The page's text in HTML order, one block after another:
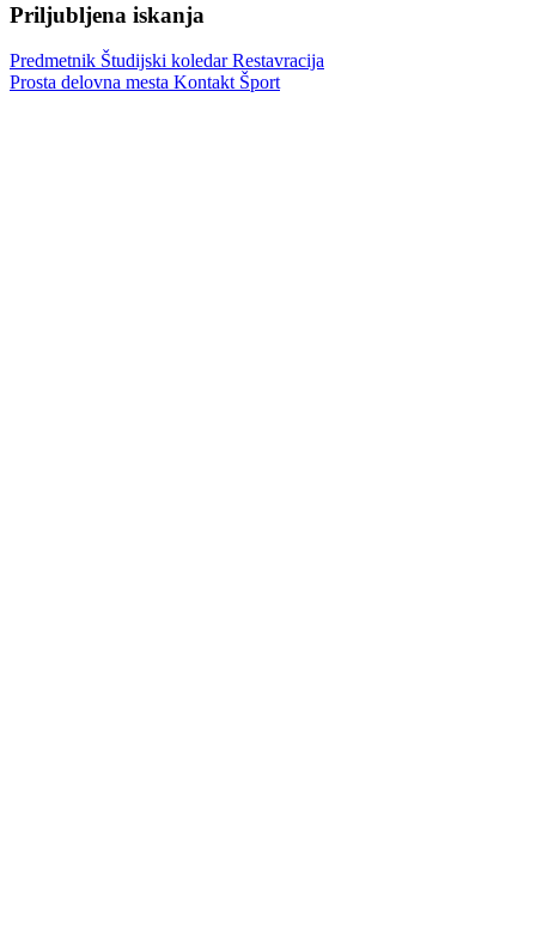
Priljubljena iskanja
Predmetnik Študijski koledarRestavracija
Prosta delovna mesta Kontakt Šport